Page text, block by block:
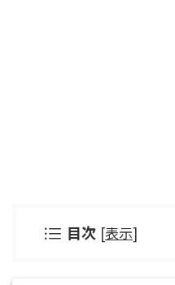
目次 [表示]